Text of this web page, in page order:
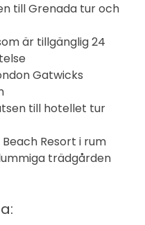
till Grenada tur och
är tillgänglig 24
Gatwicks
till hotellet tur
Resort i rum
trädgården